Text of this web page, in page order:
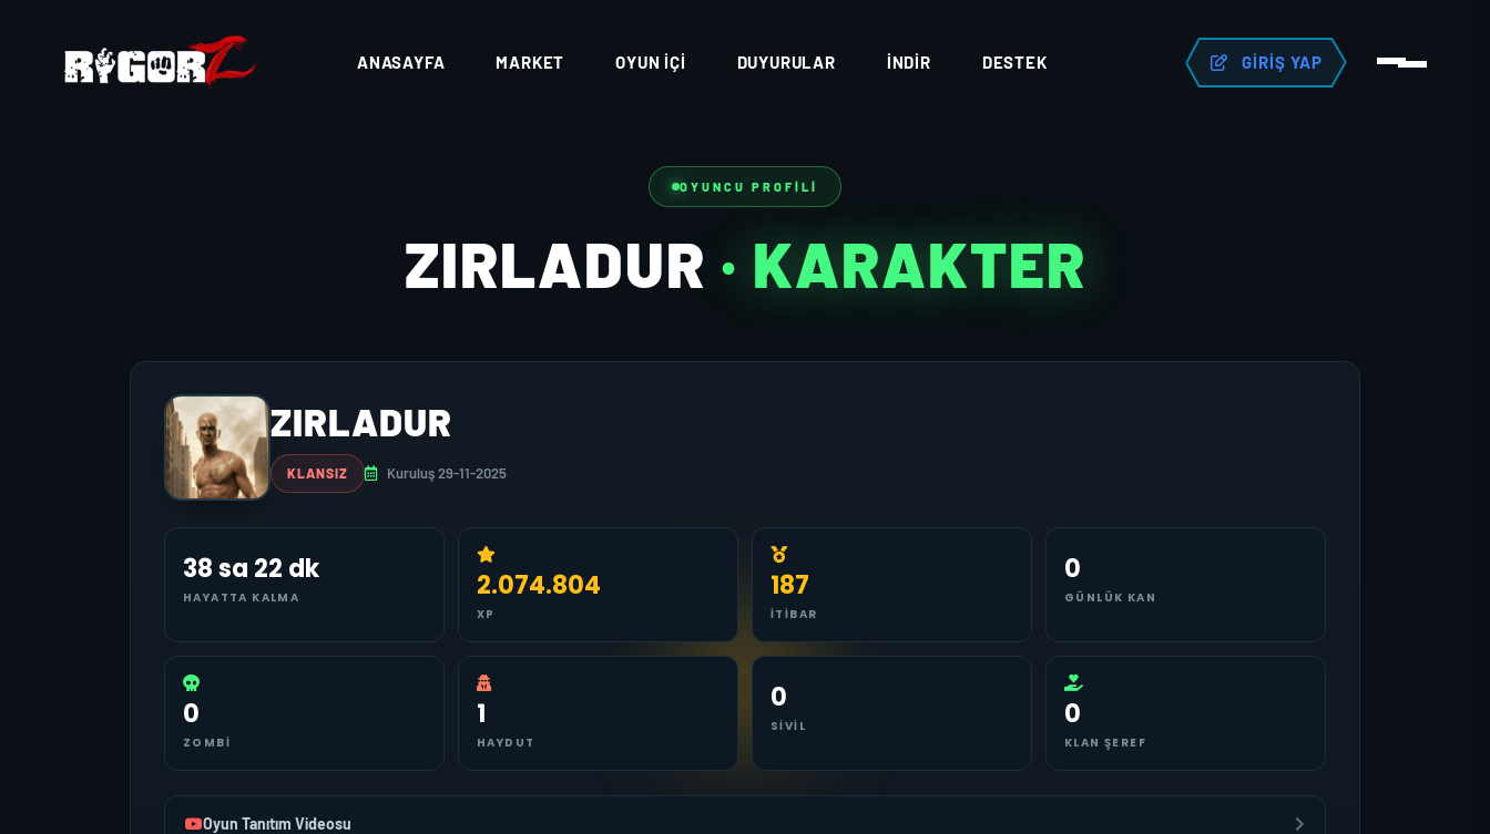
ANASAYFA MARKET OYUN İÇI DUYURULAR İNDIR DESTEK GIRIŞ YAP
OYUNCU PROFILI
ZIRLADUR · KARAKTER
ZIRLADUR
KLANSIZ Kuruluş 29-11-2025
38 sa 22 dk
HAYATTA KALMA 2.074.804
XP
187
İTIBAR
0
GÜNLÜK KAN
0
ZOMBI
1
HAYDUT
0
SIVIL 0
KLAN ŞEREF
Oyun Tanıtım Videosu